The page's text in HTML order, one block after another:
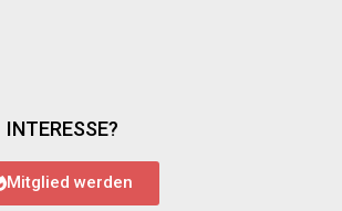
INTERESSE?
Mitglied werden